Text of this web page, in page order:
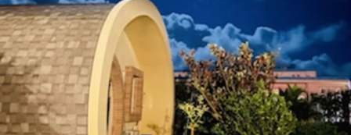
タグ一覧
カテゴリー一覧